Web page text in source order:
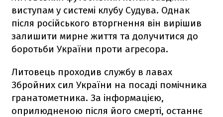
виступам у системі клубу Судува. Однак
після російського вторгнення він вирішив
залишити мирне життя та долучитися до
боротьби України проти агресора.
Литовець проходив службу в лавах
Збройних сил України на посаді помічника
гранатометника. За інформацією,
оприлюдненою після його смерті, останнє